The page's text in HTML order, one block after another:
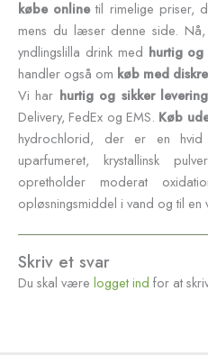
købe onlinetil rimelige priser,
mens du læser denne side.
yndlingslilla drink med hurtig og
handler også om køb med
Vi har hurtig og sikker
Delivery, FedEx og EMS. Køb
hydrochlorid, der er en
uparfumeret, krystallinsk
opretholder moderat
opløsningsmiddel i vand og til en
Skriv et svar
Du skal være logget ind for at